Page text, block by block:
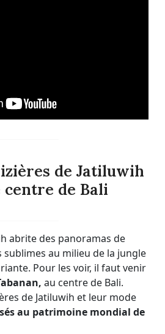
de Jatiluwih
centre de Bali
abrite des panoramas de
sublimes au milieu de la jungle
Pour les voir, il faut venir
au centre de Bali.
de Jatiluwih et leur mode
au patrimoine mondial de